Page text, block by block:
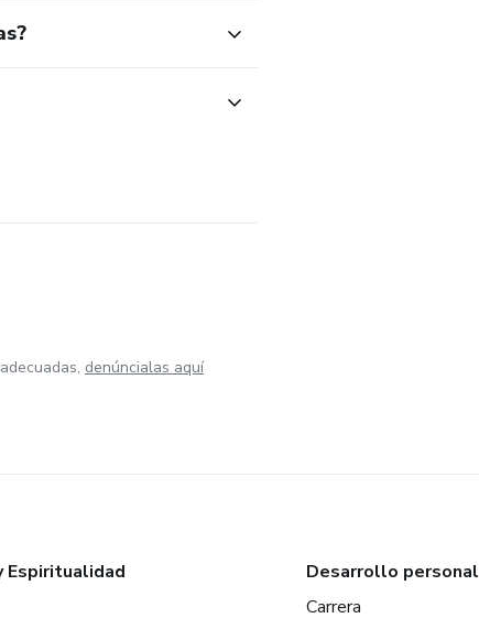
denúncialas aquí
Espiritualidad
Desarrollo personal
Carrera